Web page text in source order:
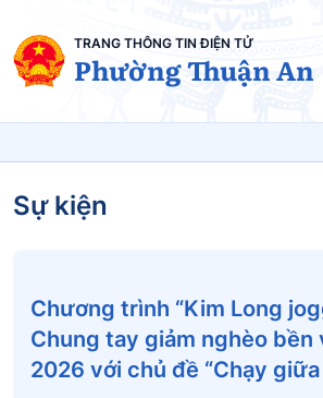
TRANG THÔNG TIN ĐIỆN TỬ
Phường Thuận An
Sự kiện
Chương trình “Kim Long
Chung tay giảm nghèo bền
2026 với chủ đề “Chạy giữa